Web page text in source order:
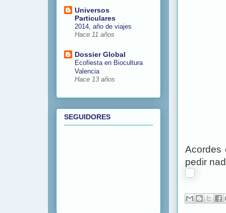
Acordes
pedir
Universos
Particulares
2014, año de viajes
Hace 11 años
Dossier Global
Ecofiesta en Biocultura
Valencia
Hace 13 años
SEGUIDORES